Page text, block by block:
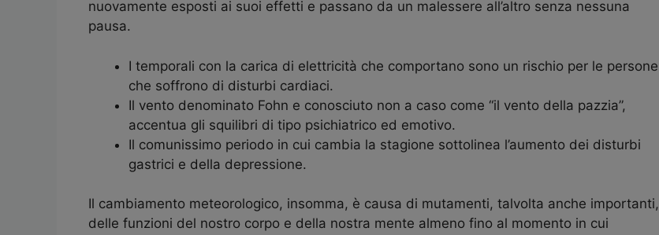
nuovamente esposti ai suoi effetti e passano da un malessere all’altro senza nessuna
pausa.
I temporali con la carica di elettricità che comportano sono un rischio per le persone
che soffrono di disturbi cardiaci.
Il vento denominato Fohn e conosciuto non a caso come “il vento della pazzia”,
accentua gli squilibri di tipo psichiatrico ed emotivo.
Il comunissimo periodo in cui cambia la stagione sottolinea l’aumento dei disturbi
gastrici e della depressione.
Il cambiamento meteorologico, insomma, è causa di mutamenti, talvolta anche importanti,
delle funzioni del nostro corpo e della nostra mente almeno fino al momento in cui